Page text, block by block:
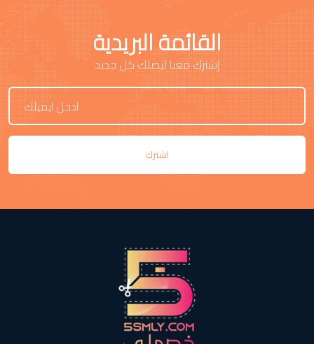
القائمة البريدية
إشترك معنا ليصلك كل جديد
اشترك